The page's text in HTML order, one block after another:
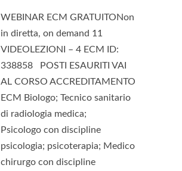
WEBINAR ECM GRATUITONon
in diretta, on demand 11
VIDEOLEZIONI – 4 ECM ID:
338858 POSTI ESAURITI VAI
AL CORSO ACCREDITAMENTO
ECM Biologo; Tecnico sanitario
di radiologia medica;
Psicologo con discipline
psicologia; psicoterapia; Medico
chirurgo con discipline